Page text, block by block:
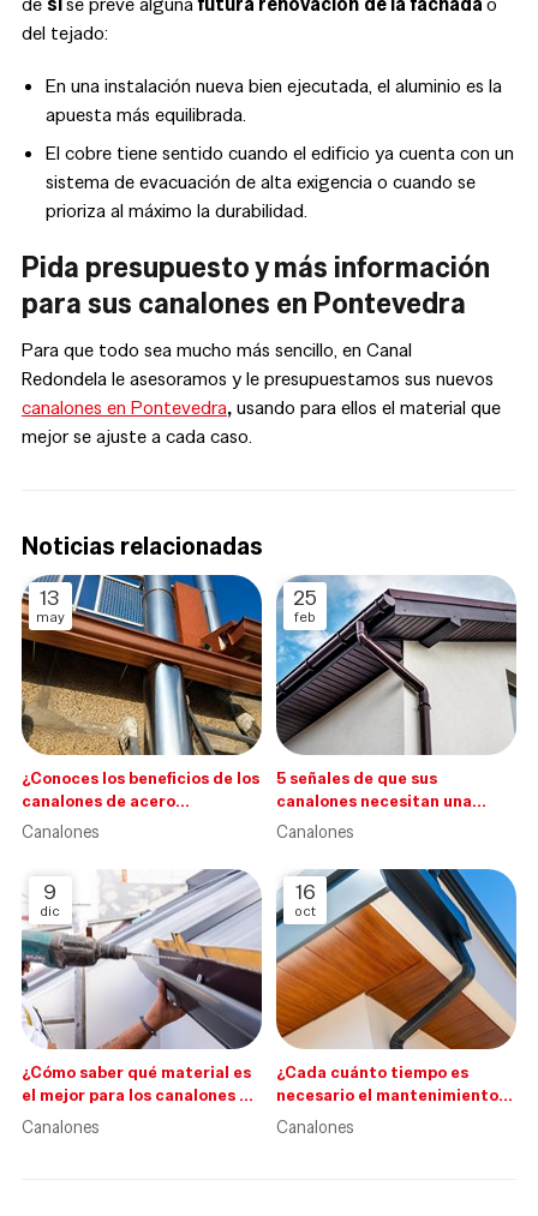
del tejado:
En una instalación nueva bien ejecutada, el aluminio es la
apuesta más equilibrada.
El cobre tiene sentido cuando el edificio ya cuenta con un
sistema de evacuación de alta exigencia o cuando se
prioriza al máximo la durabilidad.
Pida presupuesto y más información
para sus canalones en Pontevedra
Para que todo sea mucho más sencillo, en Canal
Redondela le asesoramos y le presupuestamos sus nuevos
canalones en Pontevedra,usando para ellos el material que
mejor se ajuste a cada caso.
Noticias relacionadas
13
may
¿Conoces los beneficios de los
canalones de acero
inoxidable?
Canalones
25
feb
5 señales de que sus
canalones necesitan una
limpieza
Canalones
9
dic
¿Cómo saber qué material es
el mejor para los canalones de
mi casa?
Canalones
16
oct
¿Cada cuánto tiempo es
necesario el mantenimiento
de los canalones?
Canalones